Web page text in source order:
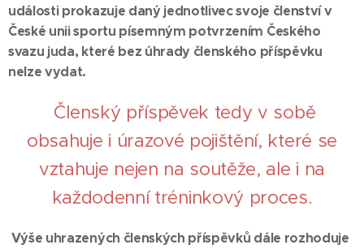
události prokazuje daný jednotlivec svoje členství v
České unii sportu písemným potvrzením Českého
svazu juda, které bez úhrady členského příspěvku
nelze vydat.
Členský příspěvek tedy v sobě
obsahuje i úrazové pojištění, které se
vztahuje nejen na soutěže, ale i na
každodenní tréninkový proces.
Výše uhrazených členských příspěvků dále rozhoduje